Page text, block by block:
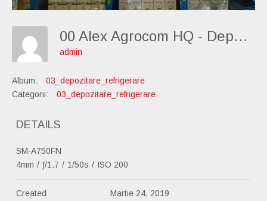
00 Alex Agrocom HQ - Depozitare-Refrigerare 42
admin
Album:
03_depozitare_refrigerare
Categorii:
03_depozitare_refrigerare
DETAILS
SM-A750FN
4mm / ƒ/1.7 / 1/50s / ISO 200
Created
Martie 24, 2019